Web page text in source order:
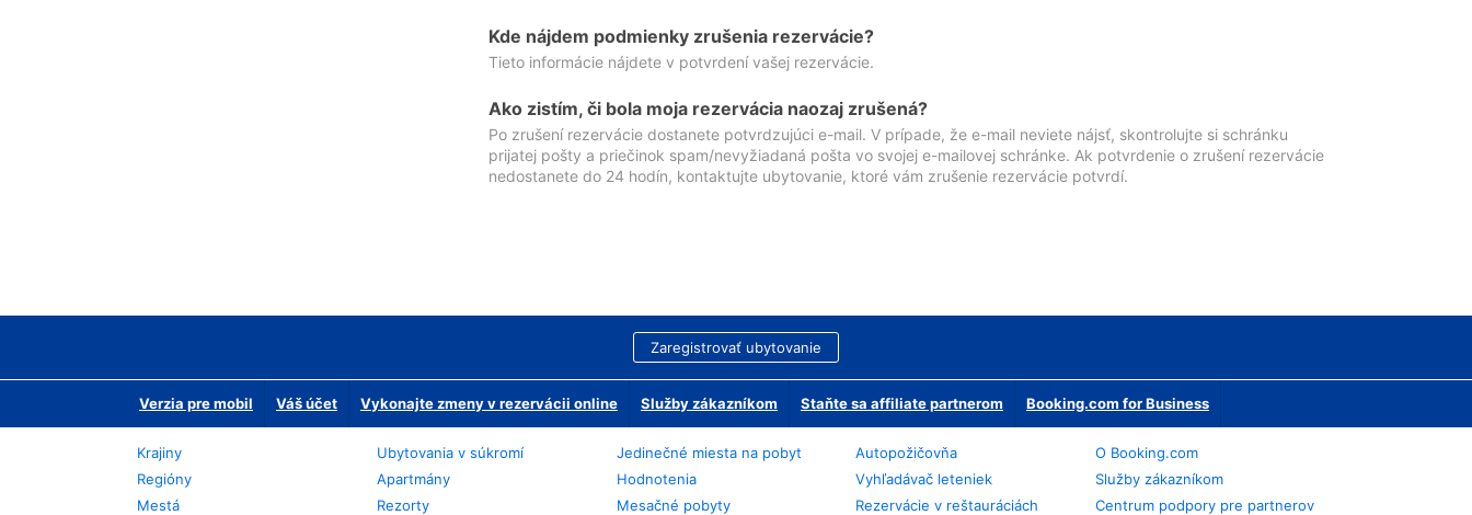
Kde nájdem podmienky zrušenia rezervácie?
Tieto informácie nájdete v potvrdení vašej rezervácie.
Ako zistím, či bola moja rezervácia naozaj zrušená?
Po zrušení rezervácie dostanete potvrdzujúci e-mail. V prípade, že e-mail neviete nájsť, skontrolujte si schránku
prijatej pošty a priečinok spam/nevyžiadaná pošta vo svojej e-mailovej schránke. Ak potvrdenie o zrušení rezervácie
nedostanete do 24 hodín, kontaktujte ubytovanie, ktoré vám zrušenie rezervácie potvrdí.
Zaregistrovať ubytovanie
Verzia pre mobil Váš účet Vykonajte zmeny v rezervácii online Služby zákazníkom Staňte sa affiliate partnerom Booking.com for Business
Krajiny
Regióny
Mestá
Ubytovania v súkromí
Apartmány
Rezorty
Jedinečné miesta na pobyt
Hodnotenia
Mesačné pobyty
Autopožičovňa
Vyhľadávač leteniek
Rezervácie v reštauráciách
O Booking.com
Služby zákazníkom
Centrum podpory pre partnerov